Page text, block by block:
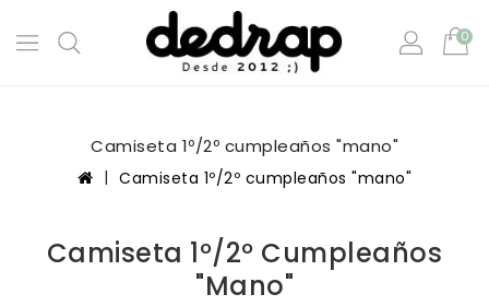
0
Camiseta 1º/2º cumpleaños "mano"
Camiseta 1º/2º cumpleaños "mano"
Camiseta 1º/2º Cumpleaños
"mano"